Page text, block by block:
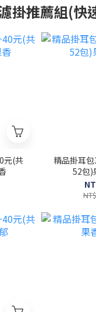
掛推薦組(快
元(共
精品掛耳
52包)